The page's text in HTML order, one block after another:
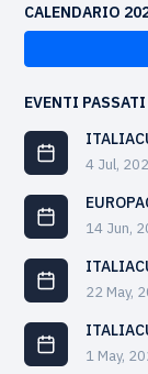
CALENDARIO
EVENTI PASSATI
4 Jul,
14 Jun,
22 May,
1 May,